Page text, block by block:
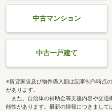
中古マンション
中古一戸建て
※賃貸家賃及び物件購入額は記事制作時点
があります。
また、自治体の補助金等支援内容や交通
能性があります。最新の情報につきまして